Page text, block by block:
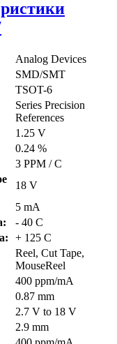
Analog Devices
SMD/SMT
TSOT-6
Series Precision
References
1.25 V
0.24 %
3 PPM / C
18 V
5 mA
- 40 C
+ 125 C
Reel, Cut Tape,
MouseReel
400 ppm/mA
0.87 mm
2.7 V to 18 V
2.9 mm